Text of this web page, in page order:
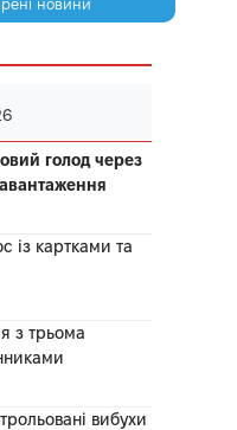
голод через
із картками та
з трьома
вибухи